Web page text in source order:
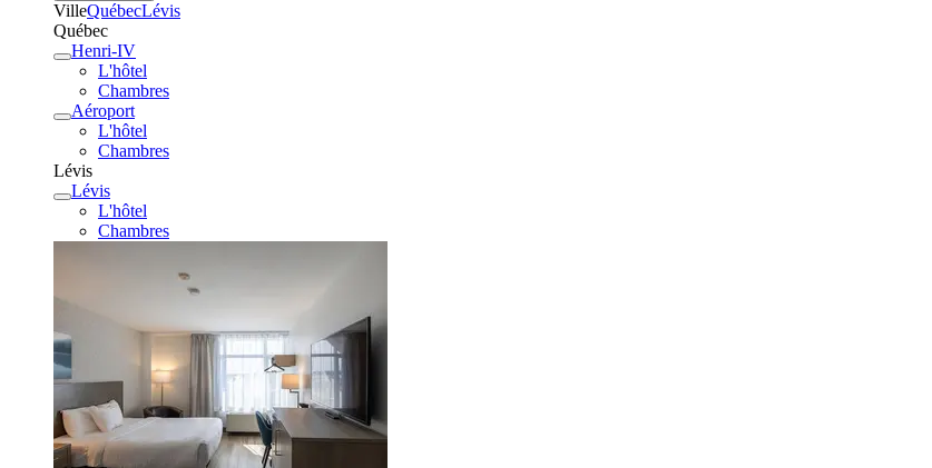
VilleQuébecLévis
Québec
Henri-IV
L'hôtel
Chambres
Aéroport
L'hôtel
Chambres
Lévis
Lévis
L'hôtel
Chambres